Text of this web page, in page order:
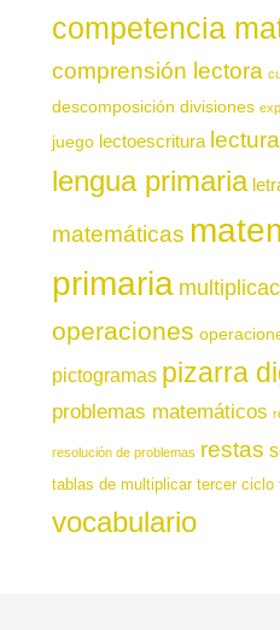
competencia
comprensión lectora
descomposición divisiones
juego lectoescritura lectura
lengua primaria
matemáticas
primaria
operaciones
pictogramas pizarra
problemas matemáticos
resolución de problemas restas
tablas de multiplicar tercer ciclo
vocabulario